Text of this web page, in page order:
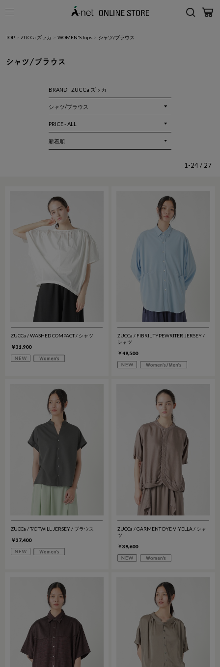
TOP > ZUCCa ズッカ > WOMEN'S Tops > シャツ/ブラウス
シャツ/ブラウス
BRAND - ZUCCa ズッカ
1-24 / 27
ZUCCa / WASHED COMPACT / シャツ
￥31,900
ZUCCa / FIBRIL TYPEWRITER JERSEY /
シャツ
￥49,500
ZUCCa / T/C TWILL JERSEY / ブラウス
￥37,400
ZUCCa / GARMENT DYE VIYELLA / シャ
ツ
￥39,600